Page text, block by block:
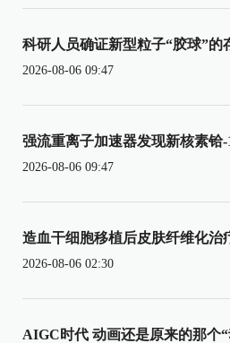
科研人员确证新型粒子“胶球”的
2026-08-06 09:47
强流重离子加速器发现新核素铪-
2026-08-06 09:47
造血干细胞移植后皮肤纤维化治
2026-08-06 02:30
AIGC时代 动画还是原来的那个